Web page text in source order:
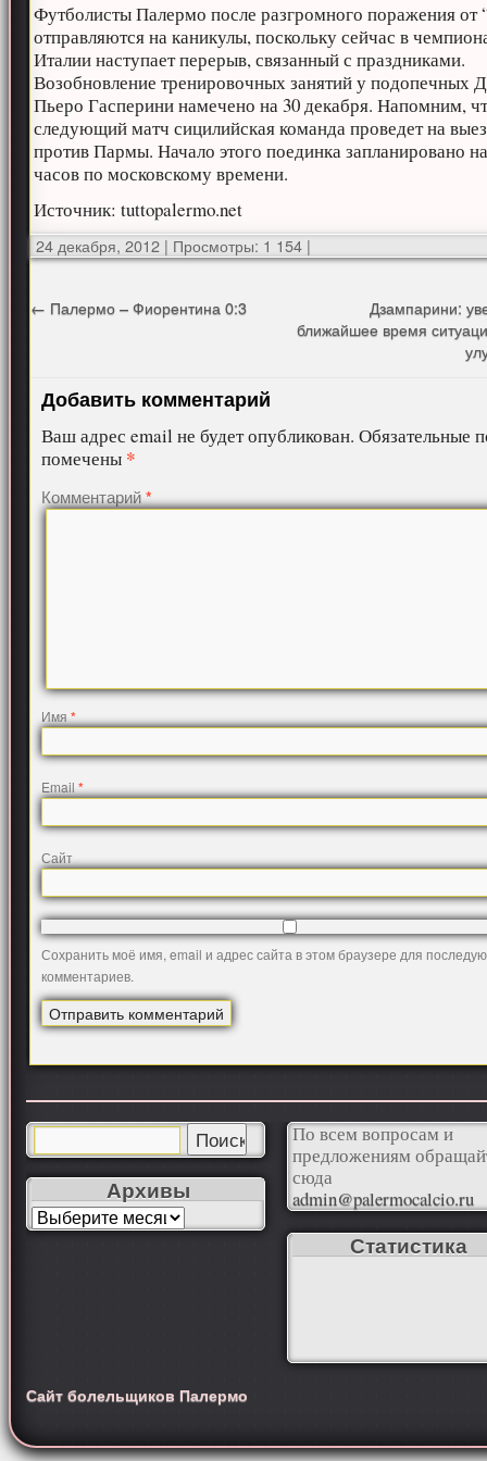
Футболисты Палермо после разгромного поражения от
отправляются на каникулы, поскольку сейчас в
Италии наступает перерыв, связанный с праздниками.
Возобновление тренировочных занятий у подопечных
Пьеро Гасперини намечено на 30 декабря. Напомним,
следующий матч сицилийская команда проведет на
против Пармы. Начало этого поединка запланировано
часов по московскому времени.
Источник: tuttopalermo.net
24 декабря, 2012 | Просмотры: 1 154 |
← Палермо – Фиорентина 0:3
Дзампарини:
ближайшее время
Добавить комментарий
Ваш адрес email не будет опубликован. Обязательные
помечены *
Комментарий*
Имя*
Email*
Сайт
Сохранить моё имя, email и адрес сайта в этом браузере для
комментариев.
Архивы
По всем вопросам и
предложениям
сюда
admin@palermocalcio.ru
Статистика
Сайт болельщиков Палермо